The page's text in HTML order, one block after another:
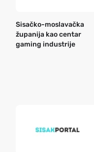
Sisačko-moslavačka
županija kao centar
gaming industrije